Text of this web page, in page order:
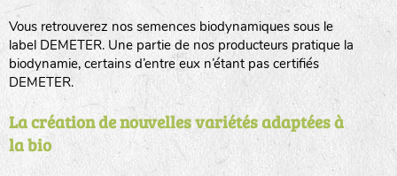
Vous retrouverez nos semences biodynamiques sous le
label DEMETER. Une partie de nos producteurs pratique la
biodynamie, certains d’entre eux n’étant pas certifiés
DEMETER.
La création de nouvelles variétés adaptées à
la bio
: Engrais vert
L: Légumes
A: Aromatiques
BEL : Code de la variété
(Ici Belle de nuit)
20 : Année de récolte(ici 2020)
BPA : Initiales du producteur ou du fournisseur de la
semence.